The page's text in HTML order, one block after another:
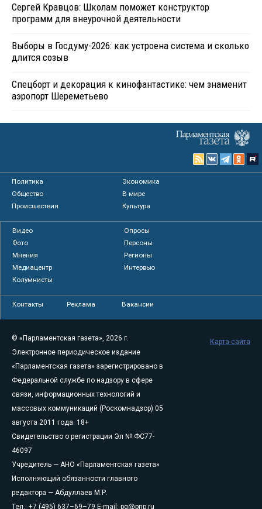
Сергей Кравцов: Школам поможет конструктор
программ для внеурочной деятельности
Выборы в Госдуму-2026: как устроена система и сколько
длится созыв
Спецборт и декорация к кинофантастике: чем знаменит
аэропорт Шереметьево
Политика
Экономика
Общество
В мире
Происшествия
Культура
Видео
Опросы
Фото
Персоны
Мнения
Регионы
Медиацентр
Интервью
Колумнисты
Контакты Реклама Вакансии
© «Парламентская газета», 2026 г.
Электронное периодическое издание
«Парламентская газета» зарегистрировано в
Федеральной службе по надзору в сфере
связи, информационных технологий и
массовых коммуникаций (Роскомнадзор) 05
августа 2011 года. 18+
Свидетельство о регистрации Эл № ФС77-
46097
Учредитель — АНО «Парламентская газета»
Исполняющий обязанности главного
редактора — Абдуллаев М.Р.
Тел.: +7 (495) 637–69–79 E-mail: pg@pnp.ru
Карта сайта